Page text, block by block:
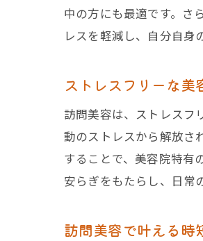
中の方にも最適です。さ
レスを軽減し、自分自身
ストレスフリーな美
訪問美容は、ストレスフ
動のストレスから解放さ
することで、美容院特有
安らぎをもたらし、日常
訪問美容で叶える時